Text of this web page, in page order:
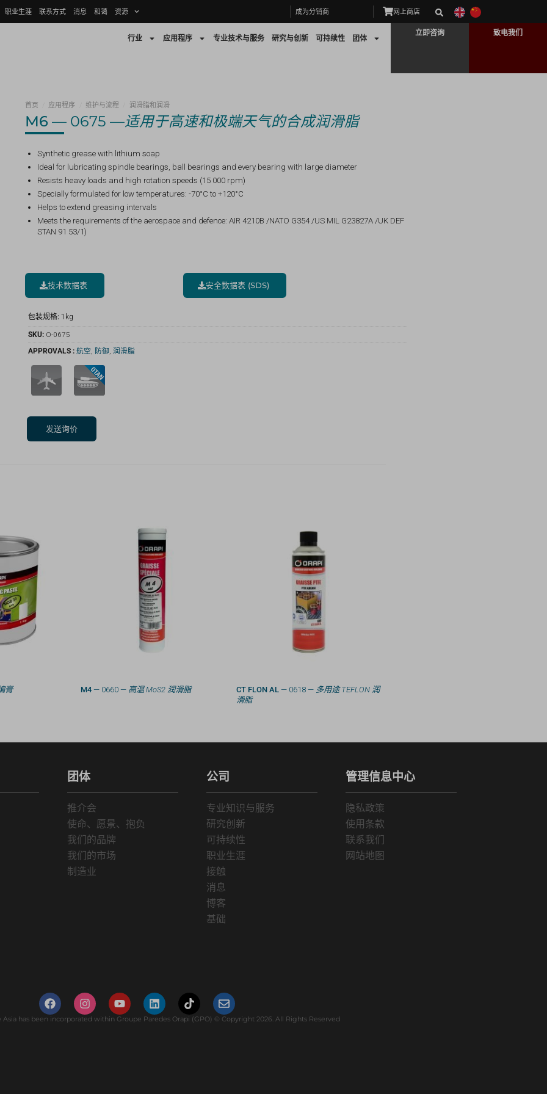
职业生涯 联系方式 消息 和蔼 资源 成为分销商 网上商店
行业 应用程序 专业技术与服务 研究与创新 可持续性 团体
立即咨询 致电我们
首页 应用程序 维护与流程 润滑脂和润滑
M6 — 0675 —适用于高速和极端天气的合成润滑脂
Synthetic grease with lithium soap
Ideal for lubricating spindle bearings, ball bearings and every bearing with large diameter
Resists heavy loads and high rotation speeds (15 000 rpm)
Specially formulated for low temperatures: -70°C to +120°C
Helps to extend greasing intervals
Meets the requirements of the aerospace and defence: AIR 4210B /NATO G354 /US MIL G23827A /UK DEF
STAN 91 53/1)
技术数据表 安全数据表 (SDS)
包装规格:1kg
SKU: O-0675
APPROVALS : 航空, 防御, 润滑脂
发送询价
膏 M4— 0660 — 高温 MoS2 润滑脂 CT FLON AL— 0618 — 多用途 TEFLON 润
滑脂
团体
推介会
使命、愿景、抱负
我们的品牌
我们的市场
制造业
公司
专业知识与服务
研究创新
可持续性
职业生涯
接触
消息
博客
基础
管理信息中心
隐私政策
使用条款
联系我们
网站地图
Asia has been incorporated within Groupe Paredes Orapi (GPO) © Copyright 2026. All Rights Reserved